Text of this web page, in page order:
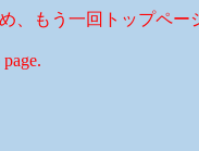
、もう一回トップペー